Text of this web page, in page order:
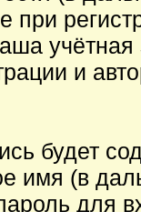
при
и
будет
имя (в
для